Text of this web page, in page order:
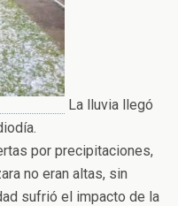
La lluvia llegó
por precipitaciones,
no eran altas, sin
sufrió el impacto de la